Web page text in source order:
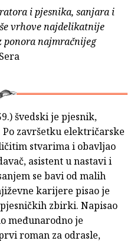
i pjesnika, sanjara i
vrhove najdelikatnije
ponora najmračnijeg
švedski je pjesnik,
završetku električarske
stvarima i obavljao
asistent u nastavi i
se bavi od malih
karijere pisao je
zbirki. Napisao
međunarodno je
roman za odrasle,